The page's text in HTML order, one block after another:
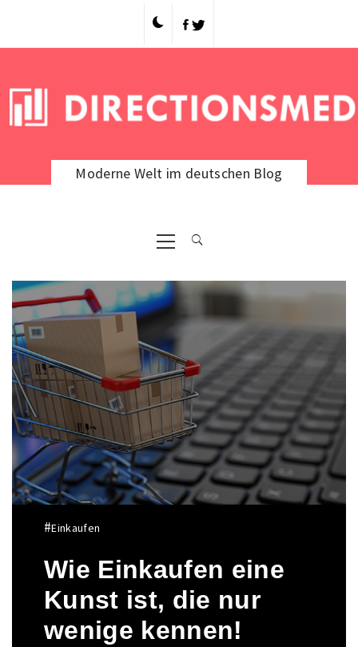
content
Moderne Welt im deutschen Blog
Primary
Menu
#Einkaufen
Wie Einkaufen eine
Kunst ist, die nur
wenige kennen!
#Einkaufen
Wie ist Online-
Shopping für die
Verbraucher von